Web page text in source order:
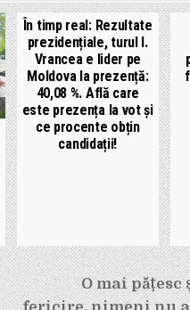
În timp real: Rezultate
prezidențiale, turul I.
Vrancea e lider pe
Moldova la prezență:
40,08 %. Află care
este prezența la vot și
ce procente obțin
candidații!
O mai
fericire, nimeni nu